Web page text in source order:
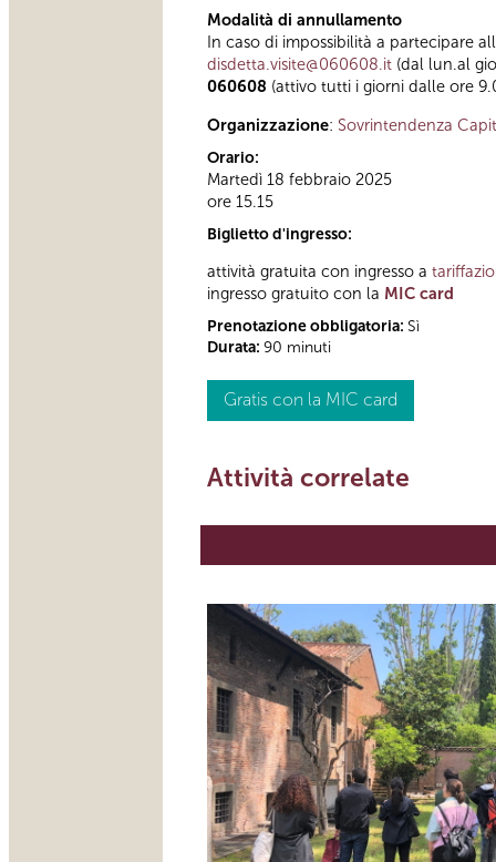
Modalità di annullamento
In caso di impossibilità a partecipare
disdetta.visite@060608.it (dal lun.al
060608 (attivo tutti i giorni dalle ore
Organizzazione: Sovrintendenza
Orario:
Martedì 18 febbraio 2025
ore 15.15
Biglietto d'ingresso:
attività gratuita con ingresso a
ingresso gratuito con la MIC card
Prenotazione obbligatoria: Sì
Durata: 90 minuti
Gratis con la MIC card
Attività correlate